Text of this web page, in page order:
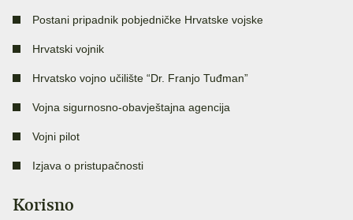
Postani pripadnik pobjedničke Hrvatske vojske
Hrvatski vojnik
Hrvatsko vojno učilište “Dr. Franjo Tuđman”
Vojna sigurnosno-obavještajna agencija
Vojni pilot
Izjava o pristupačnosti
Korisno